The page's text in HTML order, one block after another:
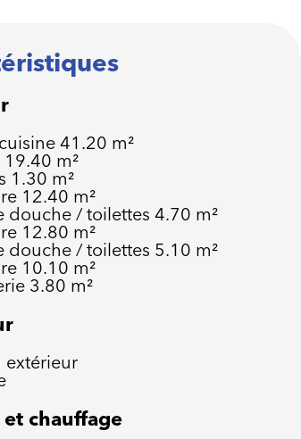
41.20 m²
19.40 m²
1.30 m²
12.40 m²
douche / toilettes4.70 m²
12.80 m²
douche / toilettes 5.10 m²
10.10 m²
3.80 m²
extérieur
chauffage